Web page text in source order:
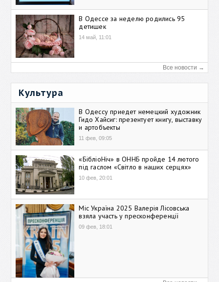
В Одессе за неделю родились 95
детишек
14 май, 11:01
Все новости →
Культура
В Одессу приедет немецкий художник
Гидо Хайсиг: презентует книгу, выставку
и артобъекты
11 фев, 09:05
«БібліоНіч» в ОННБ пройде 14 лютого
під гаслом «Світло в наших серцях»
10 фев, 20:01
Міс Україна 2025 Валерія Лісовська
взяла участь у пресконференції
09 фев, 18:01